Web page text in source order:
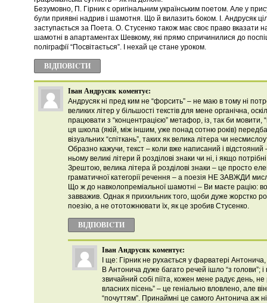
Безумовно, П. Гірник є оригінальним українським поетом. Але у
були приявні надрив і шамотня. Що й вилазить боком. І. Андрусяк
заступається за Поета. О. Стусенко також має своє право вказати
шамотні в апартаментах Шевкому, які прямо спричинилися до
поліграфії “Посвітається”. І нехай це стане уроком.
ВІДПОВІCТИ
Іван Андрусяк коментує:
Андрусяк ні пред ким не “форсить” – не маю в тому ні
великих літер у більшості текстів для мене органічна,
працювати з “концентрацією” метафор, із, так би
ця школа (якій, між іншим, уже понад сотню років)
візуальних “спіткань”, таких як велика літера чи
Образно кажучи, текст – коли вже написаний і відстояний
ньому великі літери й розділові знаки чи ні, і якщо
Зрештою, велика літера й розділові знаки – це просто
граматичної категорії речення – а поезія НЕ ЗАВЖДИ
Що ж до навколопреміальної шамотні – Ви маєте рацію:
завважив. Однак я прихильник того, щоби дуже жорстко
поезію, а не ототожнювати їх, як це зробив Стусенко.
ВІДПОВІCТИ
Іван Андрусяк коментує:
І ще: Гірник не рухається у фарватері
В Антонича дуже багато речей ішло “з голови”;
звичайний собі піїта, кожен мене радує день, не
власних пісень” – це геніально вловлено, але
“почуттям”. Принаймні це самого Антонича аж